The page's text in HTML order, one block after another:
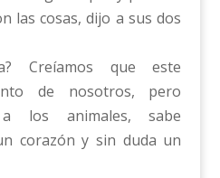
las cosas, dijo a sus dos
Creíamos que este
de nosotros, pero
los animales, sabe
corazón y sin duda un